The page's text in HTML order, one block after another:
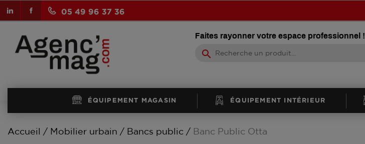
05 49 96 37 36
Facebook
LinkedIn
Faites rayonner votre espace professionnel !
search
ÉQUIPEMENT MAGASIN ÉQUIPEMENT INTÉRIEUR
Accueil Mobilier urbain Bancs public Banc Public Otta